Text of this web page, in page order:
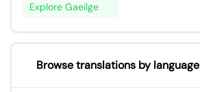
Explore Gaeilge
Browse translations by language